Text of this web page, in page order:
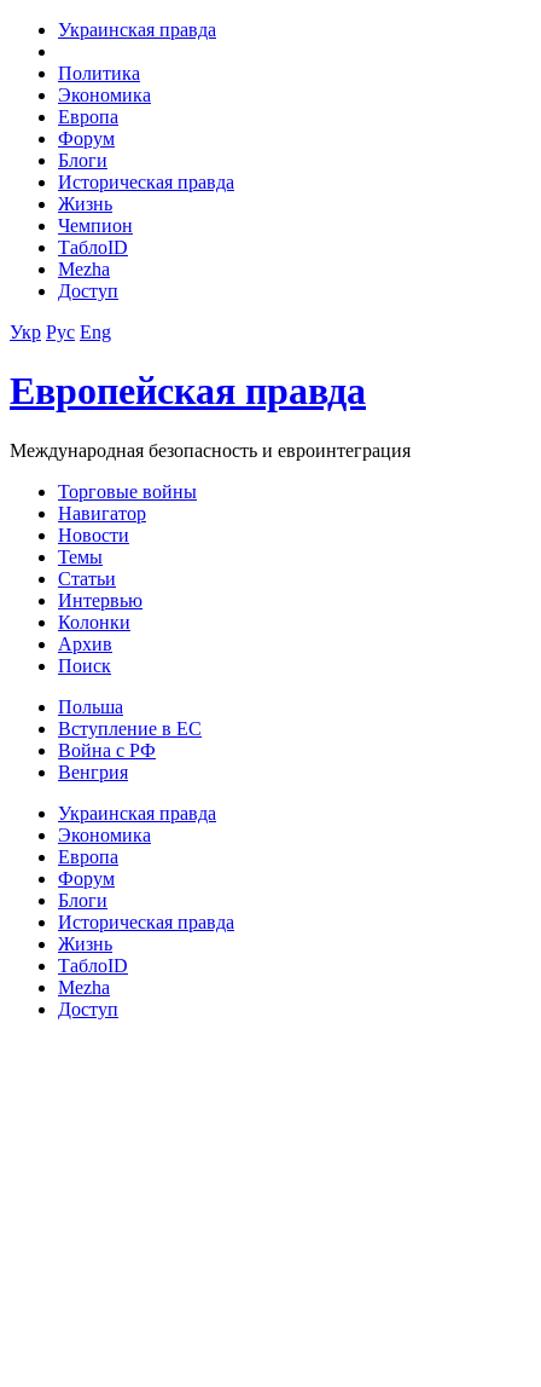
Украинская правда
Политика
Экономика
Европа
Форум
Блоги
Историческая правда
Жизнь
Чемпион
ТаблоID
Mezha
Доступ
Укр Рус Eng
Европейская правда
Международная безопасность и евроинтеграция
Торговые войны
Навигатор
Новости
Темы
Статьи
Интервью
Колонки
Архив
Поиск
Польша
Вступление в ЕС
Война с РФ
Венгрия
Украинская правда
Экономика
Европа
Форум
Блоги
Историческая правда
Жизнь
ТаблоID
Mezha
Доступ